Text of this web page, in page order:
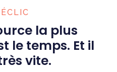
la plus
le temps. Et il
vite.